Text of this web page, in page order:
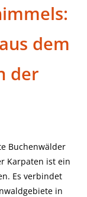
dem
der
Buchenwälder
Karpaten ist ein
Es verbindet
in